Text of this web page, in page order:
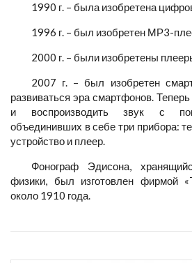
1990 г. – была изобретена
1996 г. – был изобретен МР3-
2000 г. – были изобретены
2007 г. – был изобретен
развиваться эра смартфонов.
и воспроизводить звук с
объединивших в себе три прибора:
устройство и плеер.
Фонограф Эдисона,
физики, был изготовлен фирмой
около 1910 года.